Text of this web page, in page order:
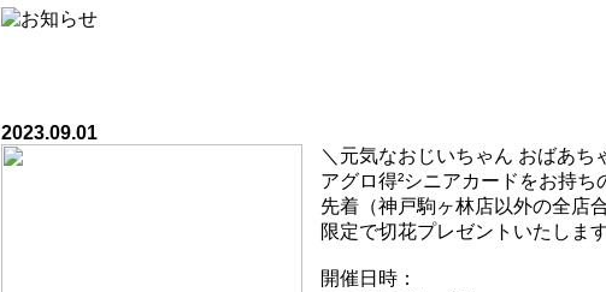
2023.09.01
＼元気なおじいちゃん おばあち
アグロ得²シニアカードをお持ち
先着（神戸駒ヶ林店以外の全店
限定で切花プレゼントいたします
開催日時：